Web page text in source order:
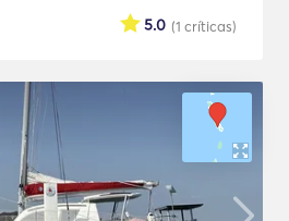
(1 críticas)
5.0